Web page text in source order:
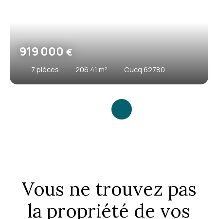
919 000€
7 pièces 206.41 m² Cucq 62780
Vous ne trouvez pas
la propriété de vos